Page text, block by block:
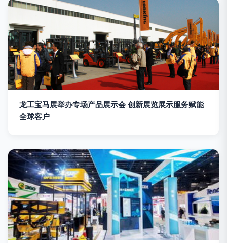
龙工宝马展举办专场产品展示会 创新展览展示服务赋能
全球客户